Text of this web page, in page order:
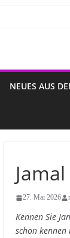
NEUES AUS
27. Mai 2026
Kennen Sie
schon